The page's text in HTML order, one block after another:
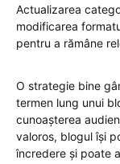
Actualizarea
modificarea
pentru a rămâne
O strategie bine
termen lung unui
cunoașterea
valoros, blogul își
încredere și poate